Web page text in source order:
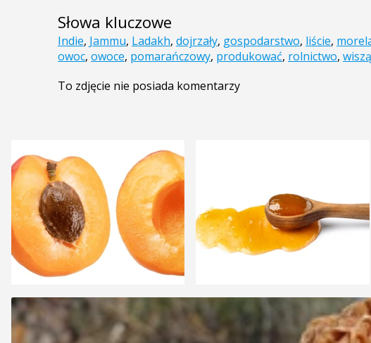
Słowa kluczowe
Indie, Jammu, Ladakh, dojrzały, gospodarstwo, liście,
owoc, owoce, pomarańczowy, produkować, rolnictwo,
To zdjęcie nie posiada komentarzy